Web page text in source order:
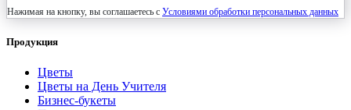
Нажимая на кнопку, вы соглашаетесь с Условиями обработки персональных данных
Продукция
Цветы
Цветы на День Учителя
Бизнес-букеты